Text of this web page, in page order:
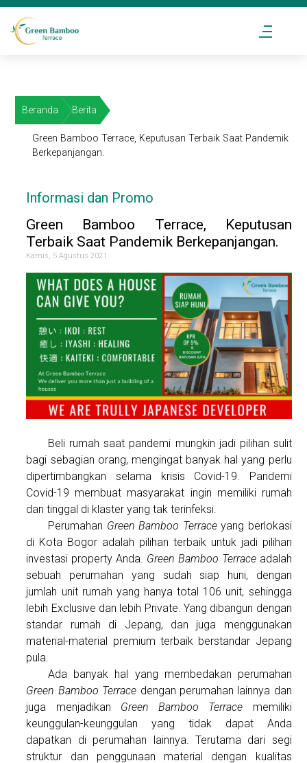
Beranda Berita
Green Bamboo Terrace, Keputusan Terbaik Saat Pandemik
Berkepanjangan.
Informasi dan Promo
Green Bamboo Terrace, Keputusan
Terbaik Saat Pandemik Berkepanjangan.
Kamis, 5 Agustus 2021
Beli rumah saat pandemi mungkin jadi pilihan sulit
bagi sebagian orang, mengingat banyak hal yang perlu
dipertimbangkan selama krisis Covid-19. Pandemi
Covid-19 membuat masyarakat ingin memiliki rumah
dan tinggal di klaster yang tak terinfeksi.
Perumahan Green Bamboo Terraceyang berlokasi
di Kota Bogor adalah pilihan terbaik untuk jadi pilihan
investasi property Anda. Green Bamboo Terraceadalah
sebuah perumahan yang sudah siap huni, dengan
jumlah unit rumah yang hanya total 106 unit, sehingga
lebih Exclusive dan lebih Private. Yang dibangun dengan
standar rumah di Jepang, dan juga menggunakan
material-material premium terbaik berstandar Jepang
pula.
Ada banyak hal yang membedakan perumahan
Green Bamboo Terrace dengan perumahan lainnya dan
juga menjadikan Green Bamboo Terrace memiliki
keunggulan-keunggulan yang tidak dapat Anda
dapatkan di perumahan lainnya. Terutama dari segi
struktur dan penggunaan material dengan kualitas